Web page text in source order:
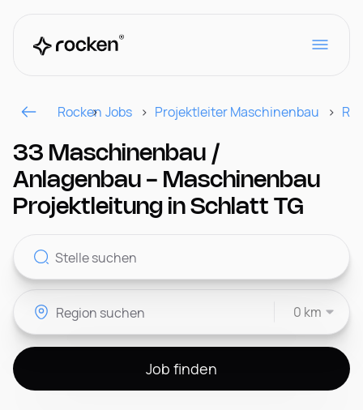
Für Arbeitgeber
Kontakt
Rocken Jobs Projektleiter Maschinenbau
33 Maschinenbau /
Anlagenbau - Maschinenbau
Projektleitung in Schlatt TG
0 km
Job finden